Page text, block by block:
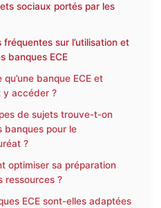
sociaux portés par les
fréquentes sur l’utilisation et
banques ECE
qu’une banque ECE et
y accéder ?
de sujets trouve-t-on
banques pour le
?
optimiser sa préparation
ressources ?
ECE sont-elles adaptées